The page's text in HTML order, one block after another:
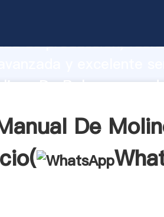
de producción,
De Bolas
De